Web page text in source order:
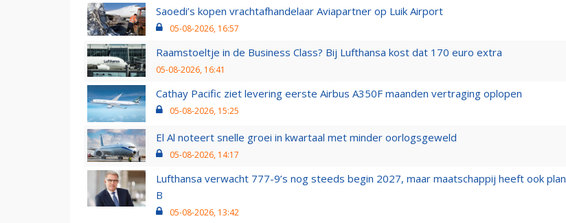
Saoedi’s kopen vrachtafhandelaar Aviapartner op Luik Airport
05-08-2026, 16:57
Raamstoeltje in de Business Class? Bij Lufthansa kost dat 170 euro extra
05-08-2026, 16:41
Cathay Pacific ziet levering eerste Airbus A350F maanden vertraging oplopen
05-08-2026, 15:25
El Al noteert snelle groei in kwartaal met minder oorlogsgeweld
05-08-2026, 14:17
Lufthansa verwacht 777-9’s nog steeds begin 2027, maar maatschappij heeft ook plan
B
05-08-2026, 13:42